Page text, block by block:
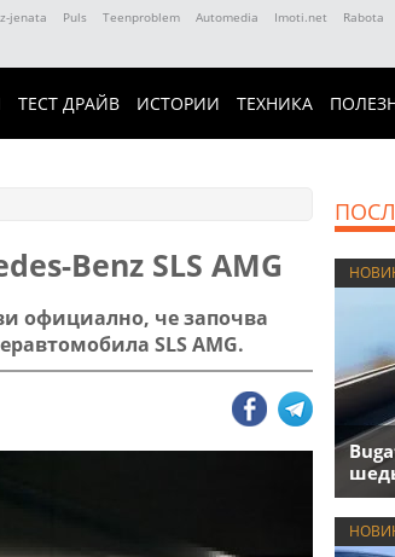
jenata Puls Teenproblem Automedia Imoti.net Rabota
ТЕСТ ДРАЙВ ИСТОРИИ ТЕХНИКА
Benz SLS AMG
официално, че започва
SLS AMG.